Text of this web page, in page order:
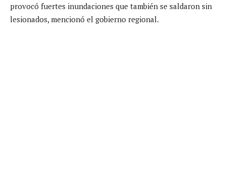
provocó fuertes inundaciones que también se saldaron sin
lesionados, mencionó el gobierno regional.